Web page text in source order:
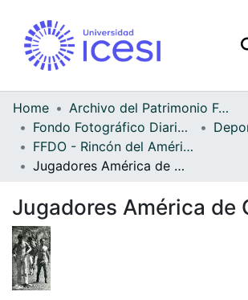
Home
Archivo del Patrimonio Fotográfico y Fílmico del Valle del Cauca
Fondo Fotográfico Diario Occidente
FFDO - Rincón del América - Patrimonial
Jugadores América de Cali
Jugadores América de